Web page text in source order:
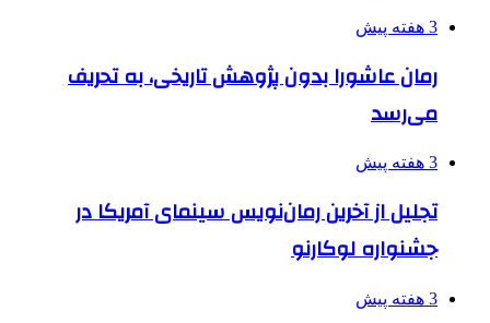
3 هفته پیش
رمان عاشورا بدون پژوهش تاریخی، به تحریف
می‌رسد
3 هفته پیش
تجلیل از آخرین رمان‌نویس سینمای آمریکا در
جشنواره لوکارنو
3 هفته پیش